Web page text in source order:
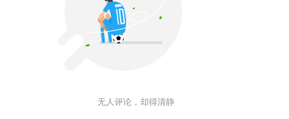
无人评论，却得清静